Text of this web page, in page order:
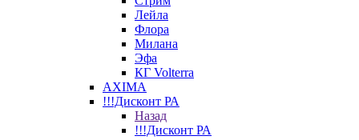
Лейла
Флора
Милана
Эфа
КГ Volterra
AXIMA
!!!Дисконт РА
Назад
!!!Дисконт РА